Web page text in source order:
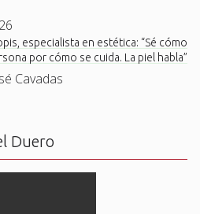
especialista en estética: “Sé cómo
por cómo se cuida. La piel habla”
Cavadas
Duero